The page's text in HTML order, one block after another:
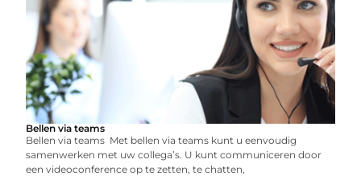
Bellen via teams
Bellen via teams Met bellen via teams kunt u eenvoudig
samenwerken met uw collega’s. U kunt communiceren door
een videoconference op te zetten, te chatten,